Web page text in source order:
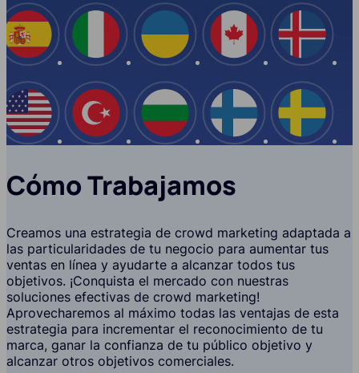
España
EE.UU
Italia
Turquía
Ucrania
Bulgaria
Canadá
Finlandia Suecia
Cómo Trabajamos
Creamos una estrategia de crowd marketing adaptada a
las particularidades de tu negocio para aumentar tus
ventas en línea y ayudarte a alcanzar todos tus
objetivos. ¡Conquista el mercado con nuestras
soluciones efectivas de crowd marketing!
Aprovecharemos al máximo todas las ventajas de esta
estrategia para incrementar el reconocimiento de tu
marca, ganar la confianza de tu público objetivo y
alcanzar otros objetivos comerciales.